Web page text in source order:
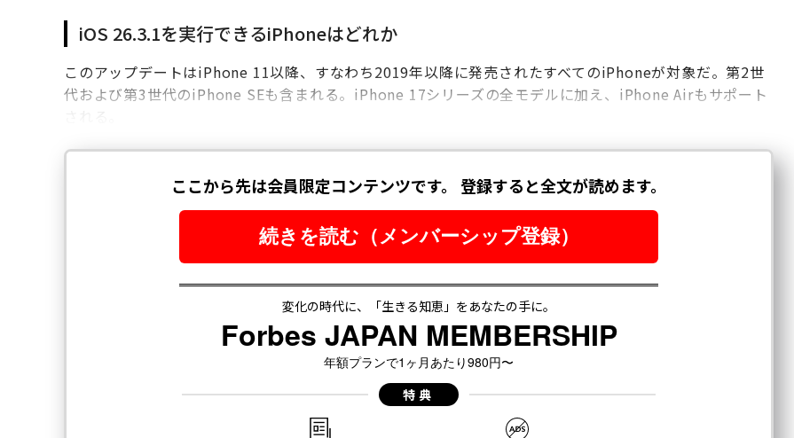
iOS 26.3.1を実行できるiPhoneはどれか
このアップデートはiPhone 11以降、すなわち2019年以降に発売されたすべてのiPhoneが対象だ。第2世
代および第3世代のiPhone SEも含まれる。iPhone 17シリーズの全モデルに加え、iPhone Airもサポート